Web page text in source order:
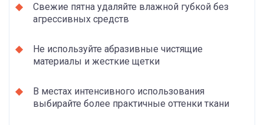
Свежие пятна удаляйте влажной губкой без
агрессивных средств
Не используйте абразивные чистящие
материалы и жесткие щетки
В местах интенсивного использования
выбирайте более практичные оттенки ткани